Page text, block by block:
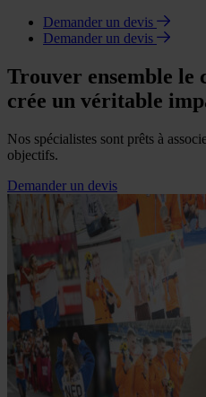
Demander un devis
Demander un devis
Trouver ensemble le
crée un véritable
Nos spécialistes sont prêts à
objectifs.
Demander un devis